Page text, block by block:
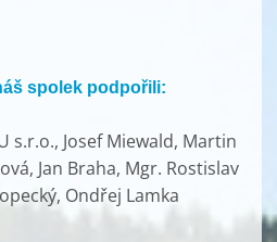
spolek podpořili:
s.r.o., Josef Miewald, Martin
Jan Braha, Mgr. Rostislav
Ondřej Lamka